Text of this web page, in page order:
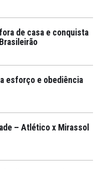
de casa e conquista
esforço e obediência
– Atlético x Mirassol